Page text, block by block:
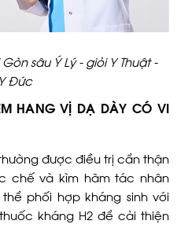
sâu Ý Lý - giỏi Y Thuật -
Đức
HANG VỊ DẠ DÀY CÓ VI
được điều trị cẩn thận
chế và kìm hãm tác nhân
phối hợp kháng sinh với
kháng H2 để cải thiện